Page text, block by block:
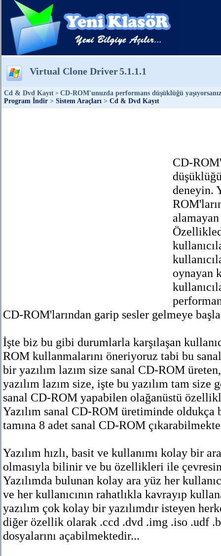
Virtual Clone Driver5.1.1.1
Cd & Dvd Kayıt > CD-ROM'unuzda performans düşüklüğü
Program İndir > Sistem Araçları > Cd & Dvd Kayıt
CD-
deneyin.
oynayan
CD-ROM'larından garip sesler gelmeye
İşte biz bu gibi durumlarla karşılaşan
ROM kullanmalarını öneriyoruz tabi bu
bir yazılım lazım size sanal CD-ROM
yazılım lazım size, işte bu yazılım tam size
sanal CD-ROM yapabilen olağanüstü
Yazılım sanal CD-ROM üretiminde oldukça
tamına 8 adet sanal CD-ROM
Yazılım hızlı, basit ve kullanımı kolay bir
olmasıyla bilinir ve bu özellikleri ile
Yazılımda bulunan kolay ara yüz her
ve her kullanıcının rahatlıkla kavrayıp
yazılım çok kolay bir yazılımdır isteyen
diğer özellik olarak .ccd .dvd .img .iso .udf
dosyalarını açabilmektedir...